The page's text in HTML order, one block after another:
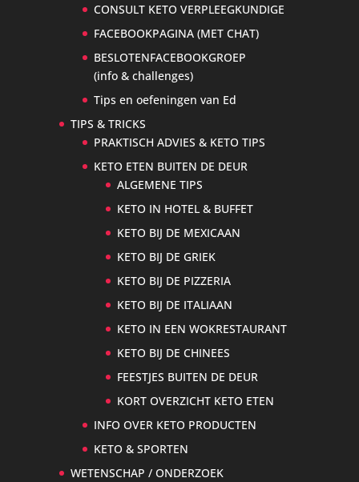
CONSULT KETO VERPLEEGKUNDIGE
FACEBOOKPAGINA (MET CHAT)
BESLOTENFACEBOOKGROEP
(info & challenges)
Tips en oefeningen van Ed
TIPS & TRICKS
PRAKTISCH ADVIES & KETO TIPS
KETO ETEN BUITEN DE DEUR
ALGEMENE TIPS
KETO IN HOTEL & BUFFET
KETO BIJ DE MEXICAAN
KETO BIJ DE GRIEK
KETO BIJ DE PIZZERIA
KETO BIJ DE ITALIAAN
KETO IN EEN WOKRESTAURANT
KETO BIJ DE CHINEES
FEESTJES BUITEN DE DEUR
KORT OVERZICHT KETO ETEN
INFO OVER KETO PRODUCTEN
KETO & SPORTEN
WETENSCHAP / ONDERZOEK